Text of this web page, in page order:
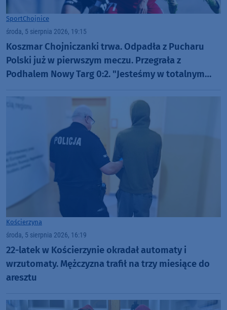
SportChojnice
środa, 5 sierpnia 2026, 19:15
Koszmar Chojniczanki trwa. Odpadła z Pucharu
Polski już w pierwszym meczu. Przegrała z
Podhalem Nowy Targ 0:2. "Jesteśmy w totalnym
Kościerzyna
środa, 5 sierpnia 2026, 16:19
22-latek w Kościerzynie okradał automaty i
wrzutomaty. Mężczyzna trafił na trzy miesiące do
aresztu